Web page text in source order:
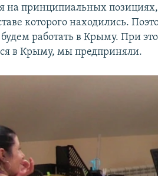
на принципиальных позициях,
которого находились.
работать в Крыму. При
в Крыму, мы предприняли.